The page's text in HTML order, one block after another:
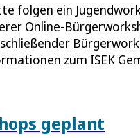
folgen ein
Online-
zum ISEK
geplant